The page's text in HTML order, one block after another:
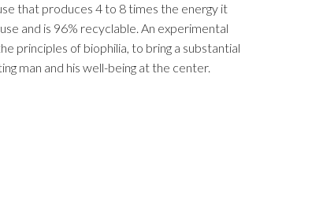
that produces 4 to 8 times the energy it
and is 96% recyclable. An experimental
principles of biophilia, to bring a substantial
man and his well-being at the center.